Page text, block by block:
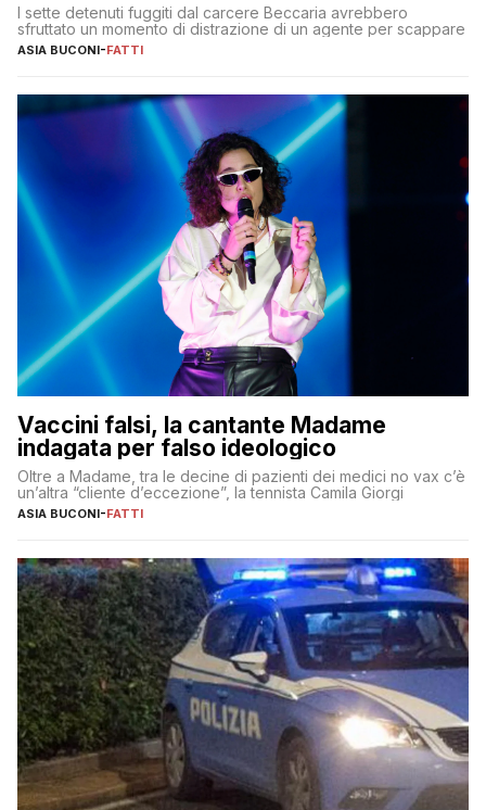
I sette detenuti fuggiti dal carcere Beccaria avrebbero
sfruttato un momento di distrazione di un agente per scappare
ASIA BUCONI-FATTI
Vaccini falsi, la cantante Madame
indagata per falso ideologico
Oltre a Madame, tra le decine di pazienti dei medici no vax c’è
un’altra “cliente d’eccezione”, la tennista Camila Giorgi
ASIA BUCONI-FATTI